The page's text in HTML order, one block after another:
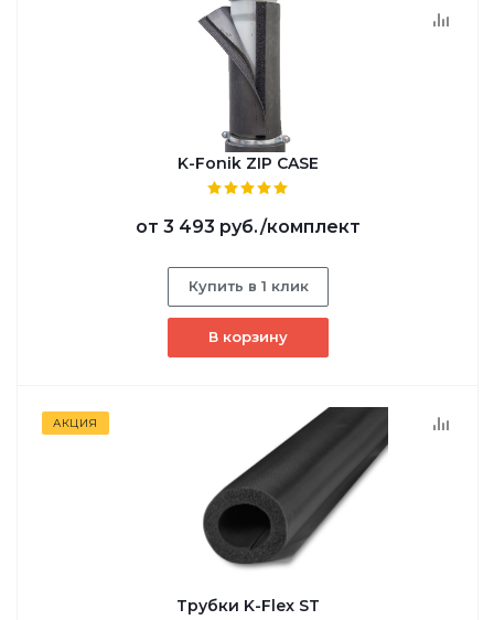
K-Fonik ZIP CASE
от 3 493 руб./комплект
Купить в 1 клик
В корзину
АКЦИЯ
Трубки K-Flex ST